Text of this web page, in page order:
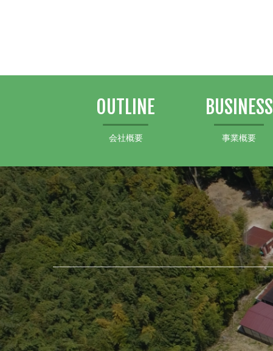
OUTLINE
会社概要
BUSINESS
事業概要